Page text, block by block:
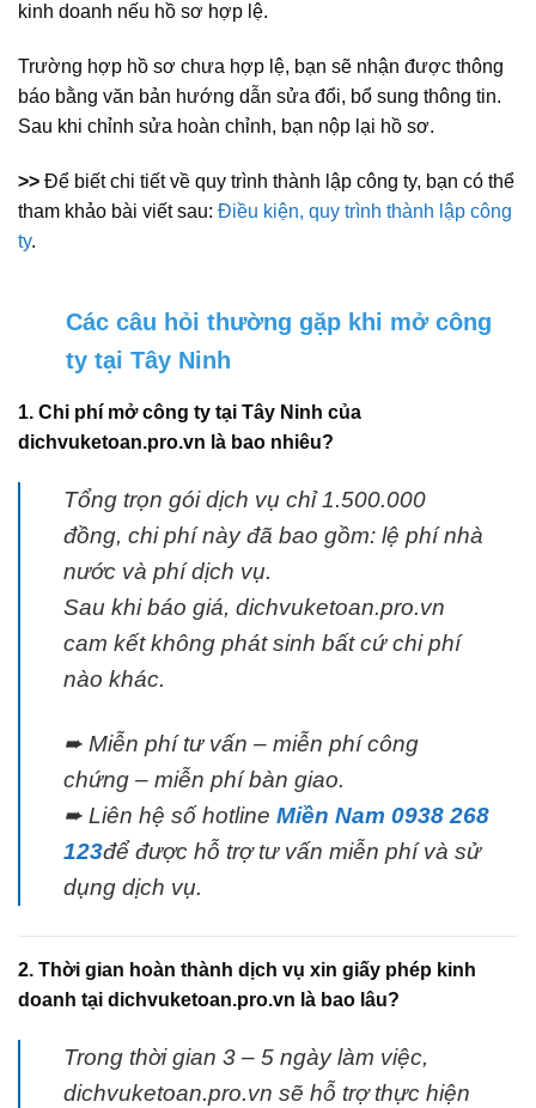
kinh doanh nếu hồ sơ hợp lệ.
Trường hợp hồ sơ chưa hợp lệ, bạn sẽ nhận được thông
báo bằng văn bản hướng dẫn sửa đổi, bổ sung thông tin.
Sau khi chỉnh sửa hoàn chỉnh, bạn nộp lại hồ sơ.
>> Để biết chi tiết về quy trình thành lập công ty, bạn có thể
tham khảo bài viết sau: Điều kiện, quy trình thành lập công
ty.
Các câu hỏi thường gặp khi mở công
ty tại Tây Ninh
1. Chi phí mở công ty tại Tây Ninh của
dichvuketoan.pro.vn là bao nhiêu?
Tổng trọn gói dịch vụ chỉ 1.500.000
đồng, chi phí này đã bao gồm: lệ phí nhà
nước và phí dịch vụ.
Sau khi báo giá, dichvuketoan.pro.vn
cam kết không phát sinh bất cứ chi phí
nào khác.
➨ Miễn phí tư vấn – miễn phí công
chứng – miễn phí bàn giao.
➨ Liên hệ số hotline Miền Nam 0938 268
123để được hỗ trợ tư vấn miễn phí và sử
dụng dịch vụ.
2. Thời gian hoàn thành dịch vụ xin giấy phép kinh
doanh tại dichvuketoan.pro.vn là bao lâu?
Trong thời gian 3 – 5 ngày làm việc,
dichvuketoan.pro.vn sẽ hỗ trợ thực hiện